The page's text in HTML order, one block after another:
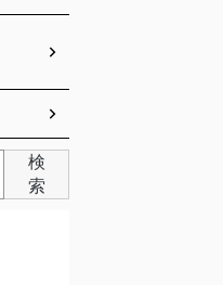
検
索